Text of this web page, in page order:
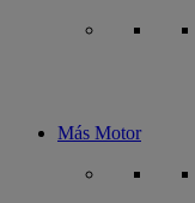
Más Motor